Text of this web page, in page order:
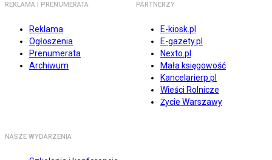
REKLAMA I PRENUMERATA
Reklama
Ogłoszenia
Prenumerata
Archiwum
PARTNERZY
E-kiosk.pl
E-gazety.pl
Nexto.pl
Mała księgowość
Kancelarierp.pl
Wieści Rolnicze
Życie Warszawy
NASZE WYDARZENIA